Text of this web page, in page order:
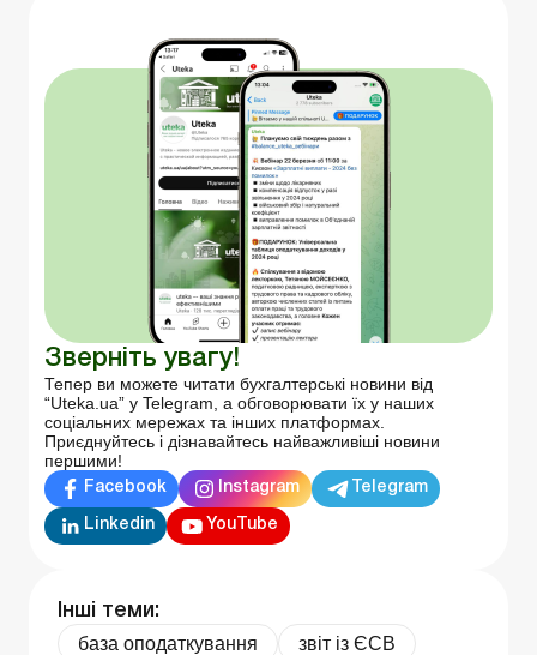
Зверніть увагу!
Тепер ви можете читати бухгалтерські новини від
“Uteka.ua” у Telegram, а обговорювати їх у наших
соціальних мережах та інших платформах.
Приєднуйтесь і дізнавайтесь найважливіші новини
першими!
Facebook Instagram Telegram
Linkedin YouTube
Інші теми:
база оподаткування
звіт із ЄСВ